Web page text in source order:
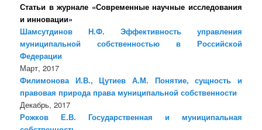
Статьи в журнале «Современные научные исследования
и инновации»
Шамсутдинов Н.Ф. Эффективность управления
муниципальной собственностью в Российской
Федерации
Март, 2017
Филимонова И.В., Цутиев А.М. Понятие, сущность и
правовая природа права муниципальной собственности
Декабрь, 2017
Рожков Е.В. Государственная и муниципальная